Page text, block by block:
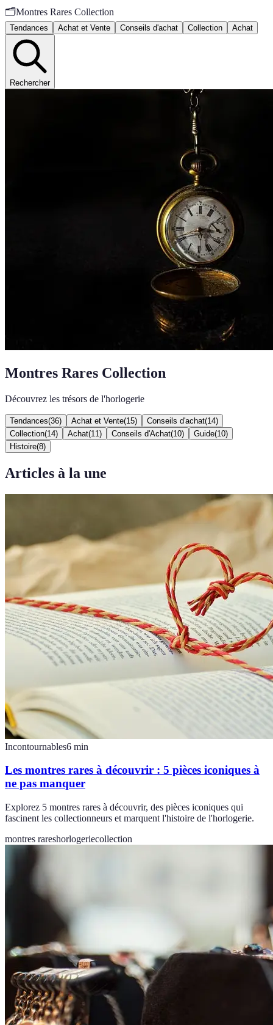
🗂️Montres Rares Collection
Tendances Achat et Vente Conseils d'achat Collection Achat
Rechercher
Montres Rares Collection
Découvrez les trésors de l'horlogerie
Tendances(36) Achat et Vente(15) Conseils d'achat(14)
Collection(14) Achat(11 ) Conseils d'Achat(10) Guide(10)
Histoire(8)
Articles à la une
Incontournables6 min
Les montres rares à découvrir : 5 pièces iconiques à
ne pas manquer
Explorez 5 montres rares à découvrir, des pièces iconiques qui
fascinent les collectionneurs et marquent l'histoire de l'horlogerie.
montres rareshorlogeriecollection